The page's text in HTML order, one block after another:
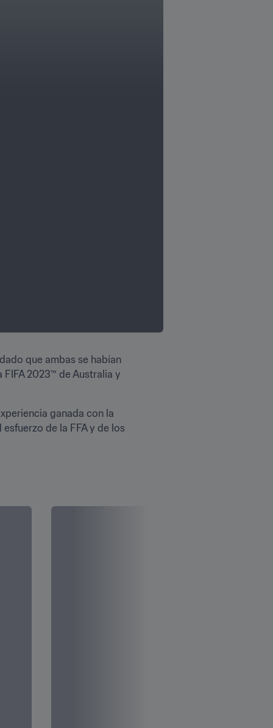
que ambas se habían
2023™ de Australia y
ganada con la
de la FFA y de los